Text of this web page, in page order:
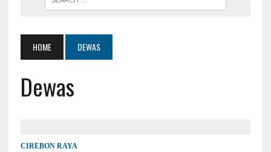
HOME DEWAS
Dewas
CIREBON RAYA